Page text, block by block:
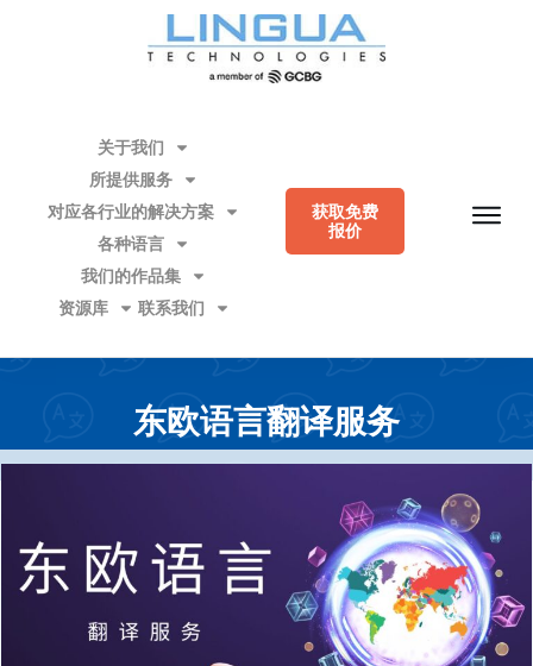
关于我们
所提供服务
对应各行业的解决方案
各种语言
我们的作品集
资源库
联系我们
获取免费
报价
东欧语言翻译服务